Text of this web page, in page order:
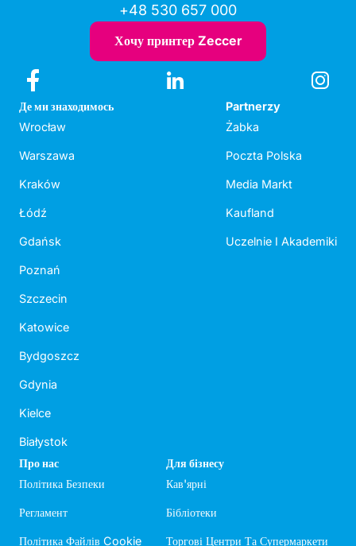
+48 530 657 000
Хочу принтер Zeccer
Де ми знаходимось
Wrocław
Warszawa
Kraków
Łódź
Gdańsk
Poznań
Szczecin
Katowice
Bydgoszcz
Gdynia
Kielce
Białystok
Partnerzy
Żabka
Poczta Polska
Media Markt
Kaufland
Uczelnie I Akademiki
Про нас
Політика Безпеки
Регламент
Політика Файлів Cookie
Для бізнесу
Кав'ярні
Бібліотеки
Торгові Центри Та Супермаркети